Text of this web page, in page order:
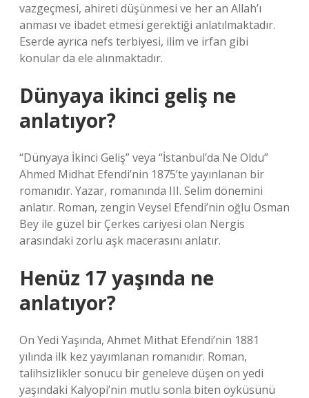
vazgeçmesi, ahireti düşünmesi ve her an Allah’ı
anması ve ibadet etmesi gerektiği anlatılmaktadır.
Eserde ayrıca nefs terbiyesi, ilim ve irfan gibi
konular da ele alınmaktadır.
Dünyaya ikinci geliş ne
anlatıyor?
“Dünyaya İkinci Geliş” veya “İstanbul’da Ne Oldu”
Ahmed Midhat Efendi’nin 1875’te yayınlanan bir
romanıdır. Yazar, romanında III. Selim dönemini
anlatır. Roman, zengin Veysel Efendi’nin oğlu Osman
Bey ile güzel bir Çerkes cariyesi olan Nergis
arasındaki zorlu aşk macerasını anlatır.
Henüz 17 yaşında ne
anlatıyor?
On Yedi Yaşında, Ahmet Mithat Efendi’nin 1881
yılında ilk kez yayımlanan romanıdır. Roman,
talihsizlikler sonucu bir geneleve düşen on yedi
yaşındaki Kalyopi’nin mutlu sonla biten öyküsünü